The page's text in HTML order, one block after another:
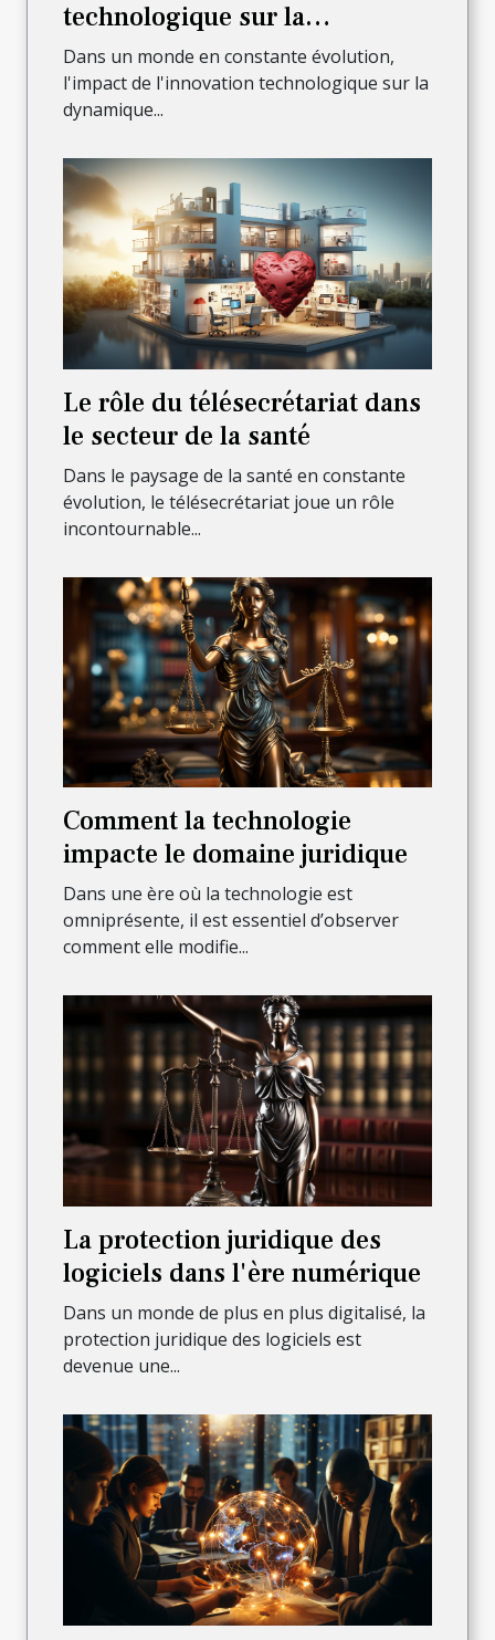
technologique sur la
dynamique de l'entreprise
Dans un monde en constante évolution,
l'impact de l'innovation technologique sur la
dynamique...
Le rôle du télésecrétariat dans
le secteur de la santé
Dans le paysage de la santé en constante
évolution, le télésecrétariat joue un rôle
incontournable...
Comment la technologie
impacte le domaine juridique
Dans une ère où la technologie est
omniprésente, il est essentiel d’observer
comment elle modifie...
La protection juridique des
logiciels dans l'ère numérique
Dans un monde de plus en plus digitalisé, la
protection juridique des logiciels est
devenue une...